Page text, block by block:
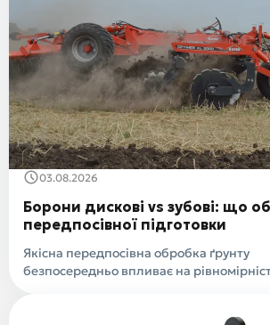
Борони дискові vs зубові: що
передпосівної підготовки
Якісна передпосівна обробка ґрунту
безпосередньо впливає на
03.08.2026